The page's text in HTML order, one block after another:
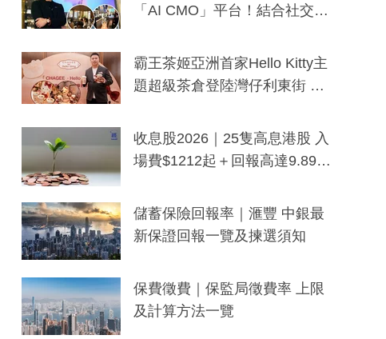
「AI CMO」平台！結合社交聆
分鐘生成「貼地」宣傳短片
霸王茶姬亞洲首家Hello Kitty主
題超級茶倉登陸灣仔利東街 推
y及香港限定特調系列
收息股2026｜25隻高息港股 入
場費$1212起＋回報高達9.89
儲蓄保險回報率｜滙豐 中銀最
新保證回報一覽及揀選須知
保費徵費｜保監局徵費率 上限
及計算方法一覽